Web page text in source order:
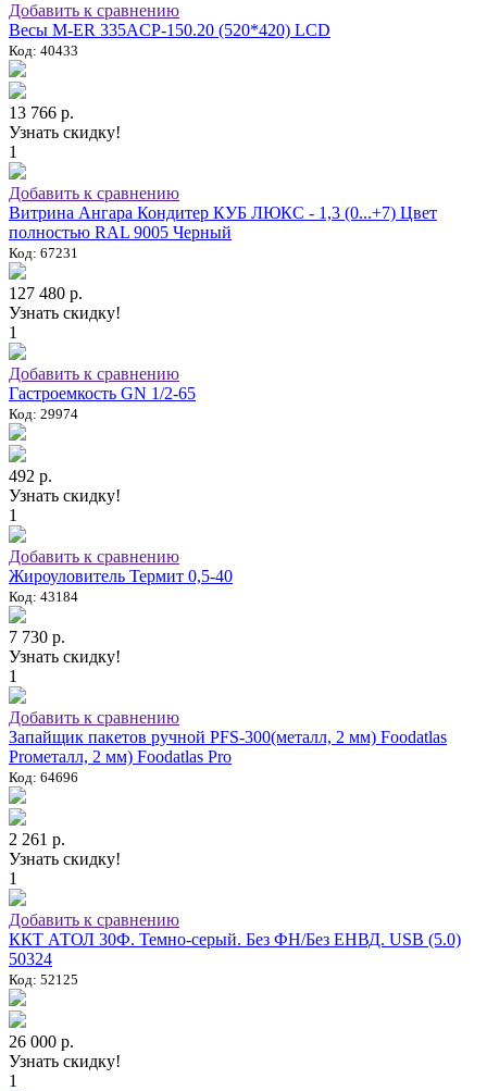
Добавить к сравнению
Весы M-ER 335ACP-150.20 (520*420) LCD
Код: 40433
13 766 р.
Узнать скидку!
1
Добавить к сравнению
Витрина Ангара Кондитер КУБ ЛЮКС - 1,3 (0...+7) Цвет
полностью RAL 9005 Черный
Код: 67231
127 480 р.
Узнать скидку!
1
Добавить к сравнению
Гастроемкость GN 1/2-65
Код: 29974
492 р.
Узнать скидку!
1
Добавить к сравнению
Жироуловитель Термит 0,5-40
Код: 43184
7 730 р.
Узнать скидку!
1
Добавить к сравнению
Запайщик пакетов ручной PFS-300(металл, 2 мм) Foodatlas
Proметалл, 2 мм) Foodatlas Pro
Код: 64696
2 261 р.
Узнать скидку!
1
Добавить к сравнению
ККТ АТОЛ 30Ф. Темно-серый. Без ФН/Без ЕНВД. USB (5.0)
50324
Код: 52125
26 000 р.
Узнать скидку!
1